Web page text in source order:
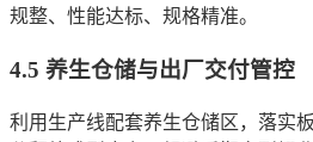
规整、性能达标、规格精准。
4.5 养生仓储与出厂交付管控
利用生产线配套养生仓储区，落实